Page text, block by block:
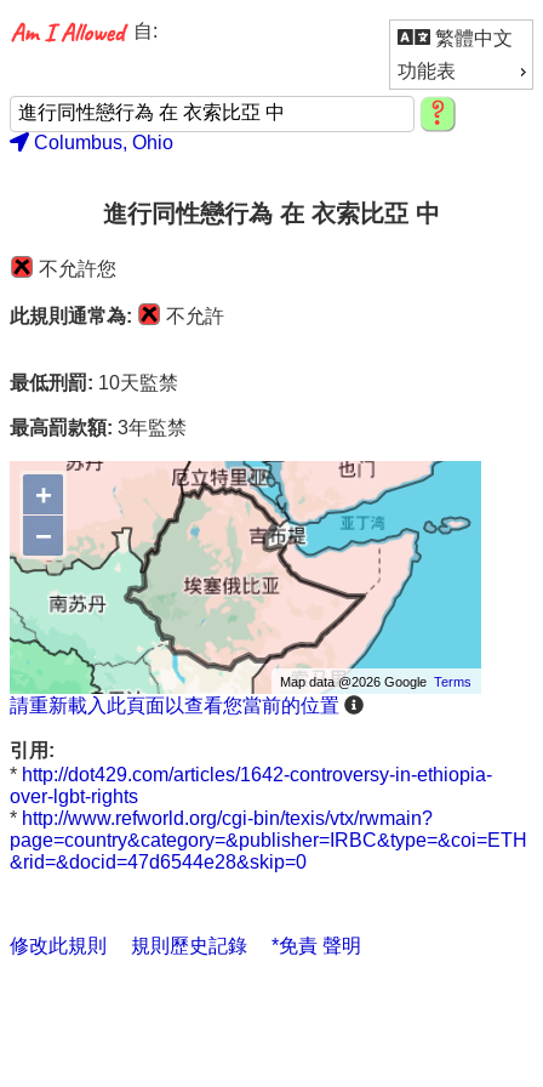
繁體中文
功能表
自:
Columbus, Ohio
進行同性戀行為 在 衣索比亞 中
不允許您
此規則通常為: 不允許
最低刑罰: 10天監禁
最高罰款額: 3年監禁
+
−
Map data @2026 GoogleTerms
請重新載入此頁面以查看您當前的位置
引用:
* http://dot429.com/articles/1642-controversy-in-ethiopia-
over-lgbt-rights
* http://www.refworld.org/cgi-bin/texis/vtx/rwmain?
page=country&category=&publisher=IRBC&type=&coi=ETH
&rid=&docid=47d6544e28&skip=0
修改此規則 規則歷史記錄 *免責 聲明